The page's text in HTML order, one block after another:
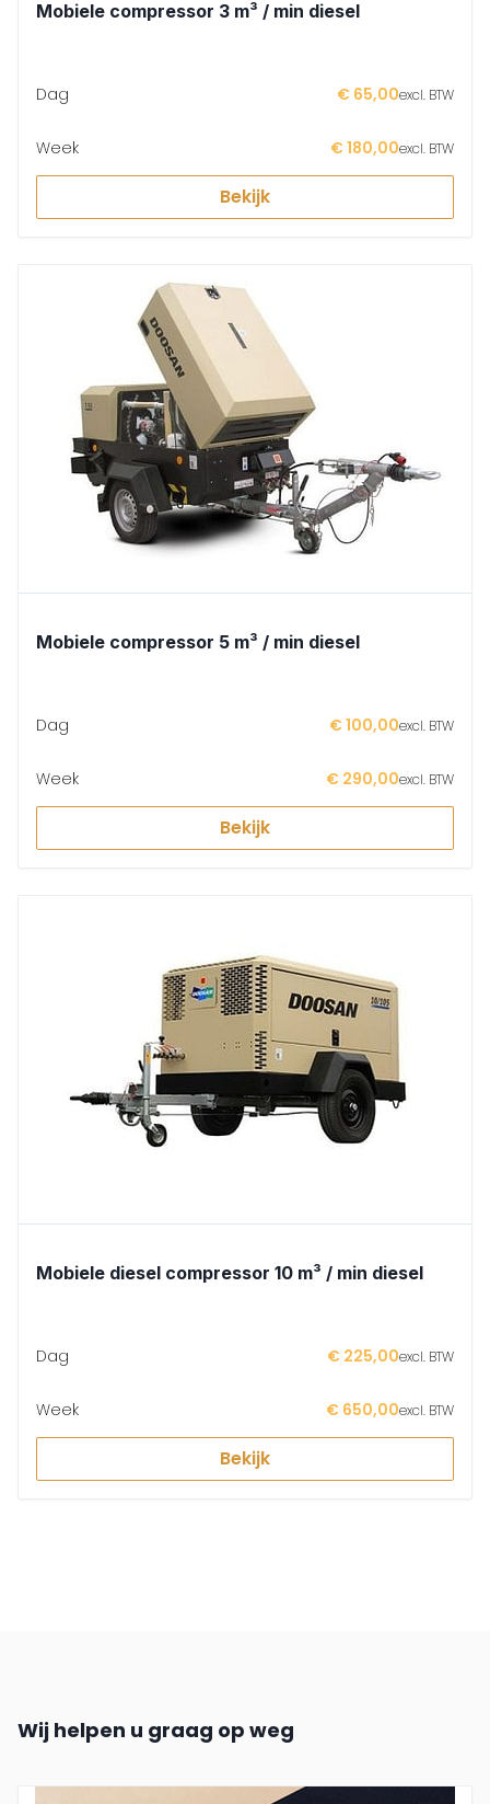
Mobiele compressor 3 m³ / min diesel
Dag € 65,00excl. BTW
Week € 180,00excl. BTW
Bekijk
Mobiele compressor 5 m³ / min diesel
Dag € 100,00excl. BTW
Week € 290,00excl. BTW
Bekijk
Mobiele diesel compressor 10 m³ / min diesel
Dag € 225,00excl. BTW
Week € 650,00excl. BTW
Bekijk
Wij helpen u graag op weg